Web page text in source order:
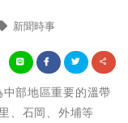
新聞時事
部地區重要的溫帶
、石岡、外埔等